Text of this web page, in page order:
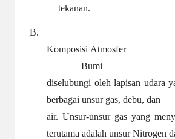
tekanan.
B.
Komposisi Atmosfer
Bumi
diselubungi oleh lapisan udara
berbagai unsur gas, debu, dan
air. Unsur-unsur gas yang
terutama adalah unsur Nitrogen